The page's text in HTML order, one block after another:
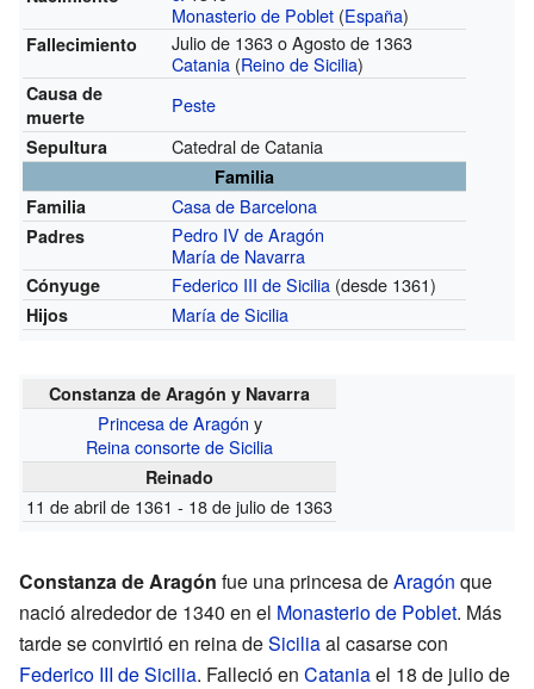
Monasterio de Poblet (España)
Fallecimiento
Julio de 1363 o Agosto de 1363
Catania (Reino de Sicilia)
Causa de
muerte
Peste
Sepultura Catedral de Catania
Familia
Familia
Casa de Barcelona
Padres
Pedro IV de Aragón
María de Navarra
Cónyuge Federico III de Sicilia (desde 1361)
Hijos María de Sicilia
Constanza de Aragón y Navarra
Princesa de Aragón y
Reina consorte de Sicilia
Reinado
11 de abril de 1361 - 18 de julio de 1363
Constanza de Aragón fue una princesa deAragón que
nació alrededor de 1340 en el Monasterio de Poblet. Más
tarde se convirtió en reina deSiciliaal casarse con
Federico III de Sicilia. Falleció en Cataniael 18 de julio de